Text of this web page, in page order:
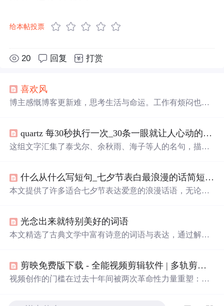
给本帖投票
20 回复 打赏
喜欢风
博主感慨博客更新难，思考生活与命运。工作有烦闷也有
孩的情感，以及对风的喜爱，适应江城多变的天气。 quartz 每30秒执行一次_30条一眼就让人心动的文案：每一次
这组文字汇集了泰戈尔、余秋雨、海子等人的名句，描绘
世界的细腻感触，以及对人生的深刻理解。这些句子提醒
我们珍视每一个瞬间，无论是花开还是花落，都是生命中
什么从什么写短句_七夕节表白最浪漫的话简短 适合七夕表白又甜又撩情话短句...
本文提供了许多适合七夕节表达爱意的浪漫话语，无论是
光念出来就特别美好的词语
本文精选了古典文学中富有诗意的词语与表达，通过解析
再到《南史》的望岫息心，每个词语都是一个故事，每句
话都是一幅画卷。
剪映免费版下载 - 全能视频剪辑软件 | 多轨剪辑/4K导出
视频创作的门槛在过去十年间被两次革命性力量重塑：第